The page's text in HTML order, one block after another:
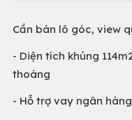
Cần bán lô góc, view
- Diện tích khủng
thoáng
- Hỗ trợ vay ngân